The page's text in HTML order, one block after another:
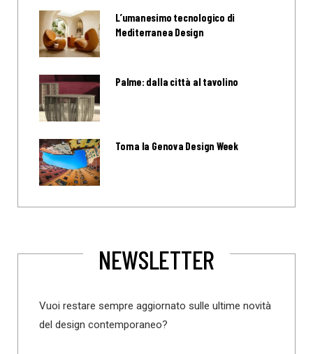
L’umanesimo tecnologico di
Mediterranea Design
Palme: dalla città al tavolino
Torna la Genova Design Week
NEWSLETTER
Vuoi restare sempre aggiornato sulle ultime novità
del design contemporaneo?